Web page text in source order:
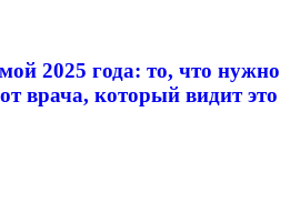
2025 года: то, что нужно
врача, который видит это